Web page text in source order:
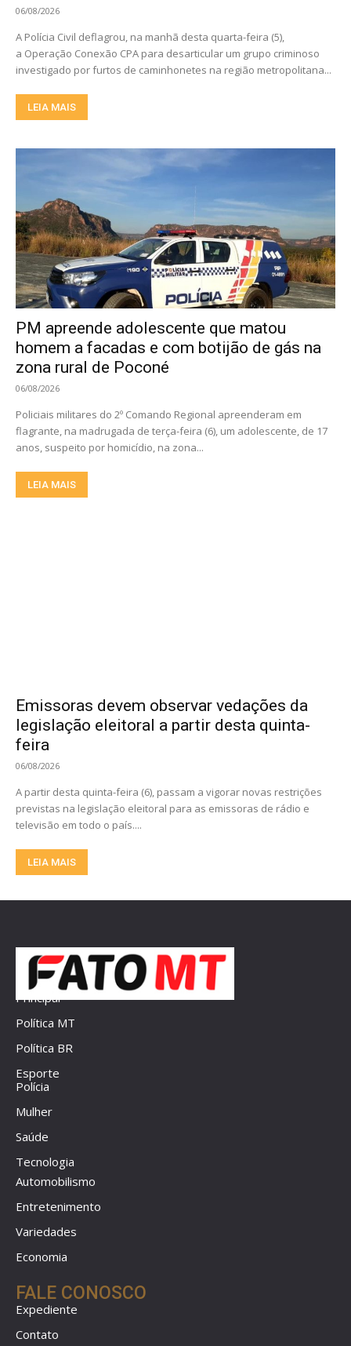
06/08/2026
A Polícia Civil deflagrou, na manhã desta quarta-feira (5),
a Operação Conexão CPA para desarticular um grupo criminoso
investigado por furtos de caminhonetes na região metropolitana...
LEIA MAIS
PM apreende adolescente que matou
homem a facadas e com botijão de gás na
zona rural de Poconé
06/08/2026
Policiais militares do 2º Comando Regional apreenderam em
flagrante, na madrugada de terça-feira (6), um adolescente, de 17
anos, suspeito por homicídio, na zona...
LEIA MAIS
Emissoras devem observar vedações da
legislação eleitoral a partir desta quinta-
feira
06/08/2026
A partir desta quinta-feira (6), passam a vigorar novas restrições
previstas na legislação eleitoral para as emissoras de rádio e
televisão em todo o país....
LEIA MAIS
Principal
Política MT
Política BR
Esporte
Polícia
Mulher
Saúde
Tecnologia
Automobilismo
Entretenimento
Variedades
Economia
FALE CONOSCO
Expediente
Contato